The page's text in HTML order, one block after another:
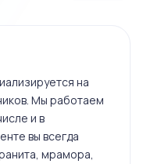
на
Мы работаем
и в
вы всегда
мрамора,